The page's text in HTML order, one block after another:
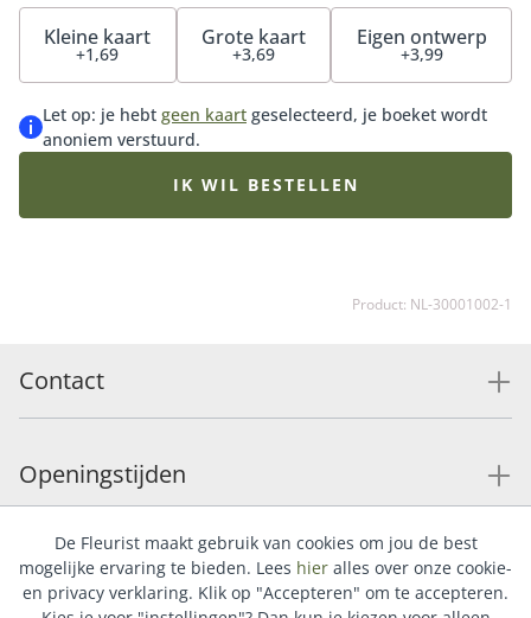
van de getoonde pot op de foto).
Kleine kaart
+1,69
Grote kaart
+3,69
Eigen ontwerp
+3,99
Let op: je hebt geen kaart geselecteerd, je boeket wordt
anoniem verstuurd.
IK WIL BESTELLEN
Product: NL-30001002-1
Contact
Openingstijden
Service
De Fleurist maakt gebruik van cookies om jou de best
mogelijke ervaring te bieden. Lees hier alles over onze cookie-
en privacy verklaring. Klik op "Accepteren" om te accepteren.